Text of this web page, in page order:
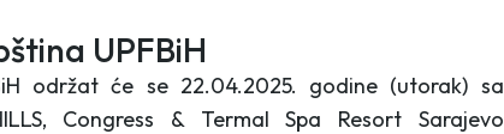
UPFBiH
održat će se 22.04.2025. godine (utorak) sa
Congress & Termal Spa Resort Sarajevo